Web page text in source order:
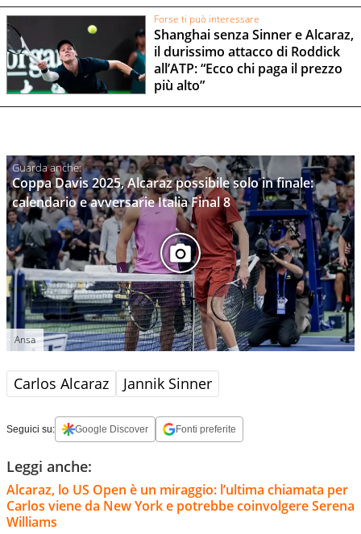
Forse ti può interessare
Shanghai senza Sinner e Alcaraz,
il durissimo attacco di Roddick
all’ATP: “Ecco chi paga il prezzo
più alto”
Coppa Davis 2025, Alcaraz possibile solo in finale:
calendario e avversarie Italia Final 8
Ansa
Carlos Alcaraz Jannik Sinner
Seguici su: Google Discover Fonti preferite
Leggi anche:
Alcaraz, lo US Open è un miraggio: l’ultima chiamata per
Carlos viene da New York e potrebbe coinvolgere Serena
Williams